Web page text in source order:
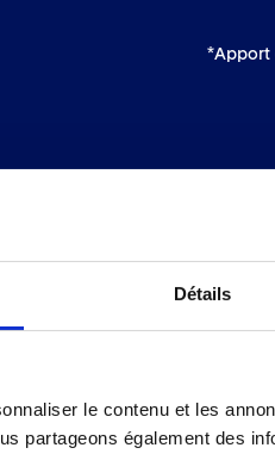
Détails
le contenu et les
partageons également des
*Apport